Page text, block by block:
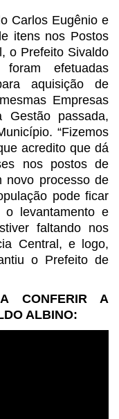
CarlosEugênio e
itens nos Postos
o Prefeito Sivaldo
foram efetuadas
aquisição de
Empresas
passada,
“Fizemos
acredito que dá
nos postos de
novo processode
pode ficar
levantamento e
faltando nos
Central, e logo,
o Prefeito de
CONFERIR A
ALBINO: